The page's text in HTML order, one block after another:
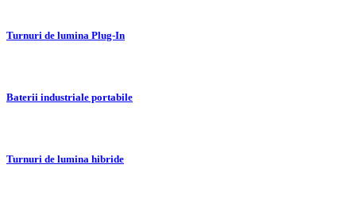
Turnuri de lumina Plug-In
Baterii industriale portabile
Turnuri de lumina hibride